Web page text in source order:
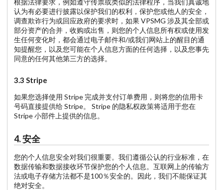
认为有必要进行披露以保护我们的权利，保护您或他人的安全，
调查欺诈行为或回应政府的要求时，如果 VPSMG 涉及其全部或
部分资产的合并，收购或出售，则您的个人信息所有权或使用发
生任何变化时，都会通过电子邮件和/或我们网站上的醒目的通
知提醒您，以及您可能在个人信息方面的任何选择，以及您事先
同意的任何其他第三方的选择。
3.3 Stripe
如果您选择使用 Stripe 完成并支付订单费用，则将您的信用卡
号码直接提供给 Stripe。 Stripe 的隐私权政策将适用于您在
Stripe 小部件上提供的信息。
4. 安全
您的个人信息安全对我们很重要。我们遵循公认的行业标准，在
数据传输和数据接收环节保护您的个人信息。互联网上的传输方
法或电子存储方法都不是100％安全的。因此，我们不能保证其
绝对安全。